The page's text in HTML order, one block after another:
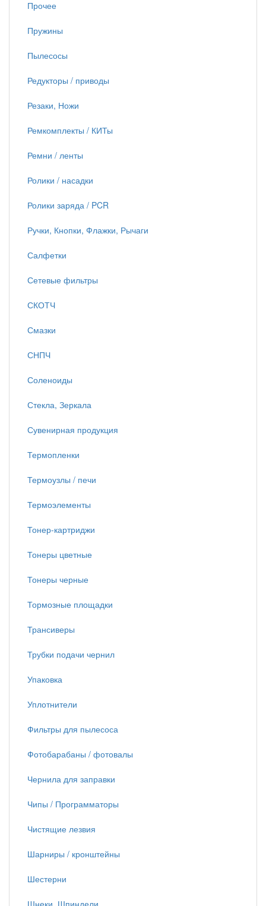
Прочее
Пружины
Пылесосы
Редукторы / приводы
Резаки, Ножи
Ремкомплекты / КИТы
Ремни / ленты
Ролики / насадки
Ролики заряда / PCR
Ручки, Кнопки, Флажки, Рычаги
Салфетки
Сетевые фильтры
СКОТЧ
Смазки
СНПЧ
Соленоиды
Стекла, Зеркала
Сувенирная продукция
Термопленки
Термоузлы / печи
Термоэлементы
Тонер-картриджи
Тонеры цветные
Тонеры черные
Тормозные площадки
Трансиверы
Трубки подачи чернил
Упаковка
Уплотнители
Фильтры для пылесоса
Фотобарабаны / фотовалы
Чернила для заправки
Чипы / Программаторы
Чистящие лезвия
Шарниры / кронштейны
Шестерни
Шнеки, Шпиндели